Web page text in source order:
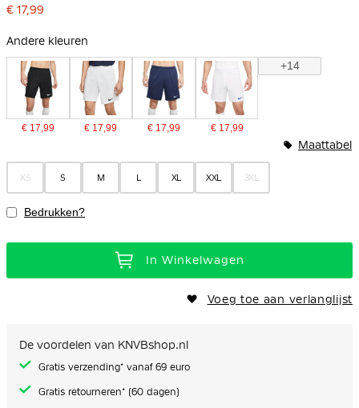
begin
de
gallerij
€ 17,99
Andere kleuren
€ 17,99 € 17,99 € 17,99 € 17,99
+14
XS S M L XL XXL 3XL
Maattabel
Bedrukken?
In Winkelwagen
Voeg toe aan verlanglijst
De voordelen van KNVBshop.nl
Gratis verzending* vanaf 69 euro
Gratis retourneren* (60 dagen)